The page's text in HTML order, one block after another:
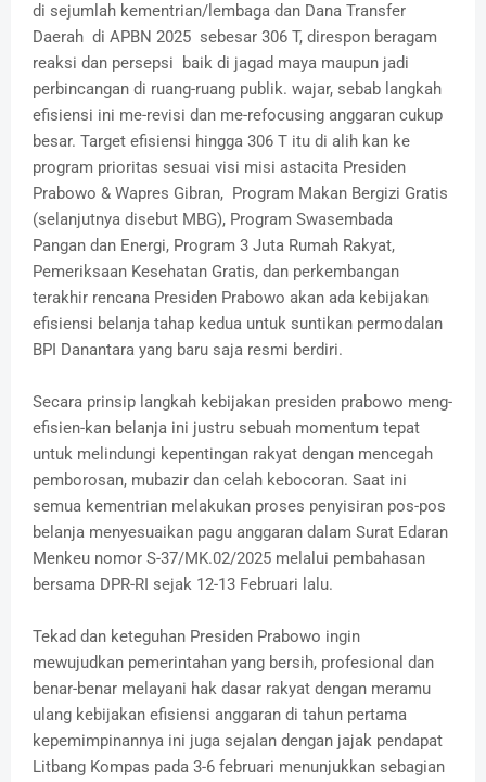
di sejumlah kementrian/lembaga dan Dana Transfer
Daerah di APBN 2025 sebesar 306 T, direspon beragam
reaksi dan persepsi baik di jagad maya maupun jadi
perbincangan di ruang-ruang publik. wajar, sebab langkah
efisiensi ini me-revisi dan me-refocusing anggaran cukup
besar. Target efisiensi hingga 306 T itu di alih kan ke
program prioritas sesuai visi misi astacita Presiden
Prabowo & Wapres Gibran, Program Makan Bergizi Gratis
(selanjutnya disebut MBG), Program Swasembada
Pangan dan Energi, Program 3 Juta Rumah Rakyat,
Pemeriksaan Kesehatan Gratis, dan perkembangan
terakhir rencana Presiden Prabowo akan ada kebijakan
efisiensi belanja tahap kedua untuk suntikan permodalan
BPI Danantara yang baru saja resmi berdiri.
Secara prinsip langkah kebijakan presiden prabowo meng-
efisien-kan belanja ini justru sebuah momentum tepat
untuk melindungi kepentingan rakyat dengan mencegah
pemborosan, mubazir dan celah kebocoran. Saat ini
semua kementrian melakukan proses penyisiran pos-pos
belanja menyesuaikan pagu anggaran dalam Surat Edaran
Menkeu nomor S-37/MK.02/2025 melalui pembahasan
bersama DPR-RI sejak 12-13 Februari lalu.
Tekad dan keteguhan Presiden Prabowo ingin
mewujudkan pemerintahan yang bersih, profesional dan
benar-benar melayani hak dasar rakyat dengan meramu
ulang kebijakan efisiensi anggaran di tahun pertama
kepemimpinannya ini juga sejalan dengan jajak pendapat
Litbang Kompas pada 3-6 februari menunjukkan sebagian